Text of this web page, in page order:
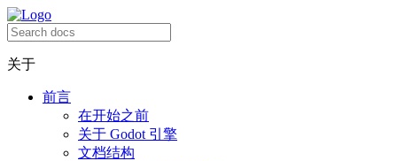
关于
前言
在开始之前
关于 Godot 引擎
文档结构